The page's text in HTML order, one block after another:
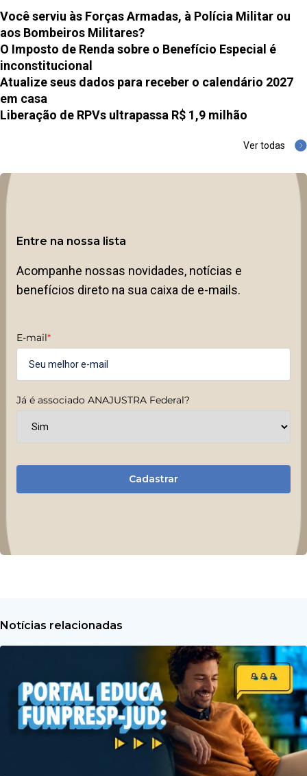
Você serviu às Forças Armadas, à Polícia Militar ou
aos Bombeiros Militares?
O Imposto de Renda sobre o Benefício Especial é
inconstitucional
Atualize seus dados para receber o calendário 2027
em casa
Liberação de RPVs ultrapassa R$ 1,9 milhão
Ver todas
Entre na nossa lista
Acompanhe nossas novidades, notícias e
benefícios direto na sua caixa de e-mails.
E-mail*
Já é associado ANAJUSTRA Federal?
Cadastrar
Notícias relacionadas